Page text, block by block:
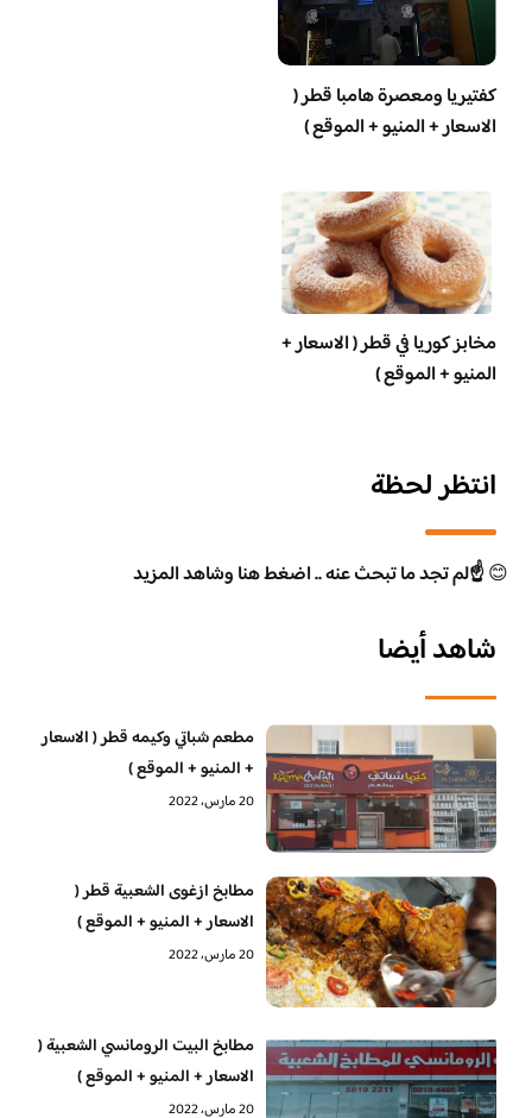
‏كفتيريا ومعصرة هامبا قطر (
الاسعار + المنيو + الموقع )
مخابز كوريا في قطر ( الاسعار +
المنيو + الموقع )
انتظر لحظة
😊☝️لم تجد ما تبحث عنه .. اضغط هنا وشاهد المزيد
شاهد أيضا
مطعم شباتي وكيمه قطر ( الاسعار
+ المنيو + الموقع )
20 مارس، 2022
مطابخ ازغوى الشعبية قطر (
الاسعار + المنيو + الموقع )
20 مارس، 2022
مطابخ البيت الرومانسي الشعبية (
الاسعار + المنيو + الموقع )
20 مارس، 2022